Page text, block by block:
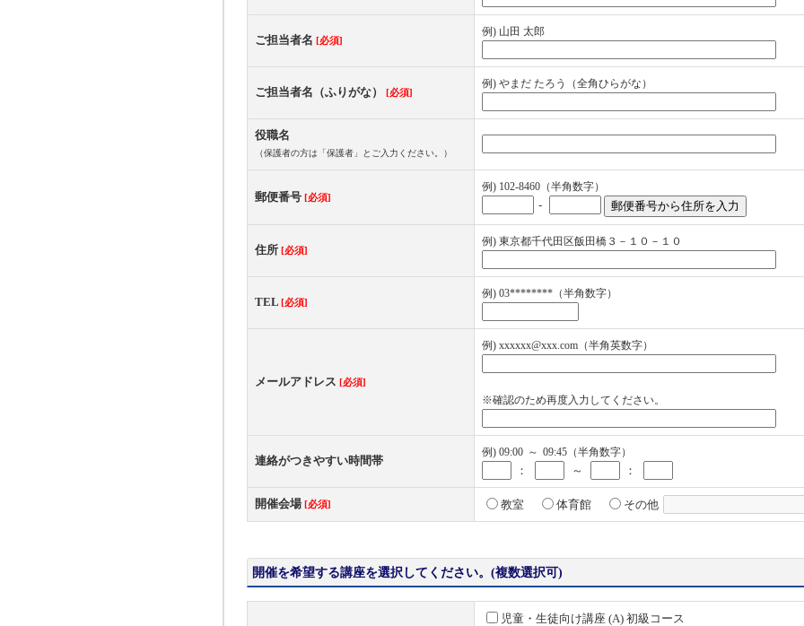
ご担当者名 [必須]
例) 山田 太郎
ご担当者名（ふりがな） [必須]
例) やまだ たろう（全角ひらがな）
役職名
（保護者の方は「保護者」とご入力ください。）
郵便番号 [必須]
例) 102-8460（半角数字）
-
住所 [必須]
例) 東京都千代田区飯田橋３－１０－１０
TEL [必須]
例) 03********（半角数字）
メールアドレス [必須]
例) xxxxxx@xxx.com（半角英数字）
※確認のため再度入力してください。
連絡がつきやすい時間帯
例) 09:00 ～ 09:45（半角数字）
： ～ ：
開催会場 [必須] 教室 体育館 その他
開催を希望する講座を選択してください。(複数選択可)
児童・生徒向け講座 (A) 初級コース